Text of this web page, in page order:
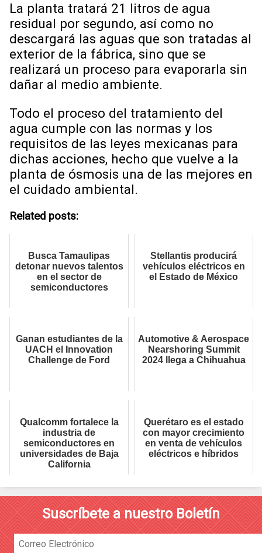
La planta tratará 21 litros de agua
residual por segundo, así como no
descargará las aguas que son tratadas al
exterior de la fábrica, sino que se
realizará un proceso para evaporarla sin
dañar al medio ambiente.
Todo el proceso del tratamiento del
agua cumple con las normas y los
requisitos de las leyes mexicanas para
dichas acciones, hecho que vuelve a la
planta de ósmosis una de las mejores en
el cuidado ambiental.
Related posts:
Busca Tamaulipas
detonar nuevos talentos
en el sector de
semiconductores
Stellantis producirá
vehículos eléctricos en
el Estado de México
Ganan estudiantes de la
UACH el Innovation
Challenge de Ford
Automotive & Aerospace
Nearshoring Summit
2024 llega a Chihuahua
Qualcomm fortalece la
industria de
semiconductores en
universidades de Baja
California
Querétaro es el estado
con mayor crecimiento
en venta de vehículos
eléctricos e híbridos
Suscríbete a nuestro Boletín